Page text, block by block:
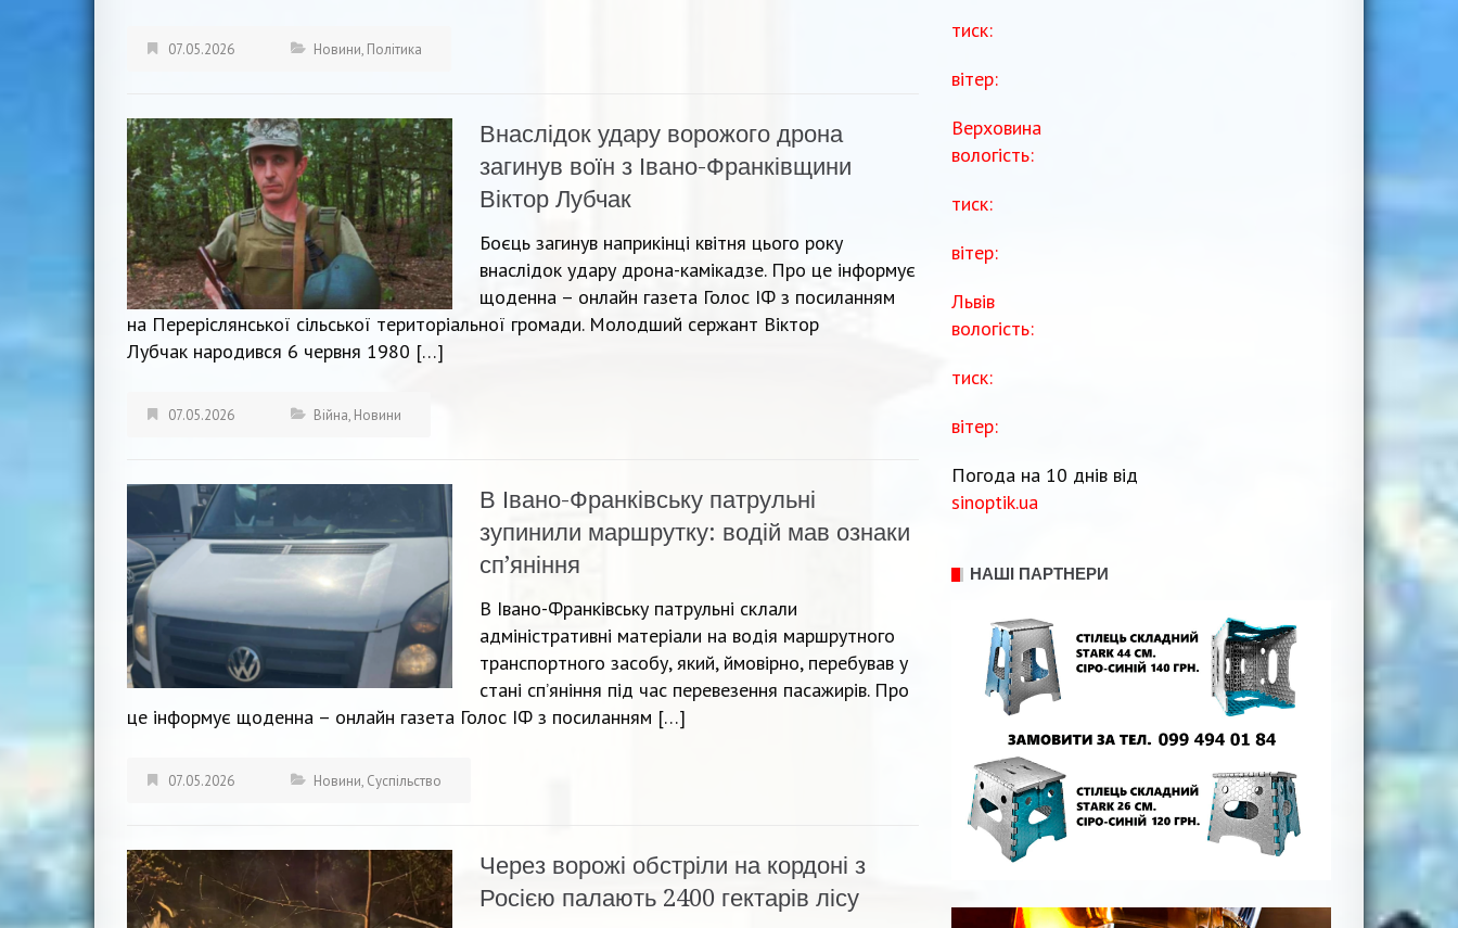
07.05.2026 Новини, Політика
Внаслідок удару ворожого дрона
загинув воїн з Івано-Франківщини
Віктор Лубчак
Боєць загинув наприкінці квітня цього року
внаслідок удару дрона-камікадзе. Про це інформує
щоденна – онлайн газета Голос ІФ з посиланням
на Переріслянської сільської територіальної громади. Молодший сержант Віктор
Лубчак народився 6 червня 1980 […]
07.05.2026 Війна, Новини
В Івано-Франківську патрульні
зупинили маршрутку: водій мав ознаки
сп’яніння
В Івано-Франківську патрульні склали
адміністративні матеріали на водія маршрутного
транспортного засобу, який, ймовірно, перебував у
стані сп’яніння під час перевезення пасажирів. Про
це інформує щоденна – онлайн газета Голос ІФ з посиланням […]
07.05.2026 Новини, Суспільство
Через ворожі обстріли на кордоні з
Росією палають 2400 гектарів лісу
тиск:
вітер:
Верховина
вологість:
тиск:
вітер:
Львів
вологість:
тиск:
вітер:
Погода на 10 днів від
sinoptik.ua
НАШІ ПАРТНЕРИ